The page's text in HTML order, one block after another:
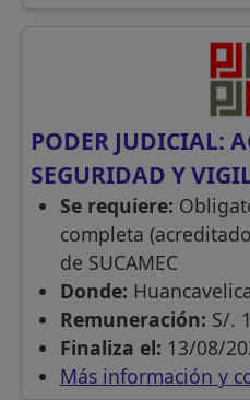
PODER JUDICIAL:
SEGURIDAD Y
Se requiere:
completa
de SUCAMEC
Donde:
Remuneración: S/.
Finaliza el: 13/08/
Más información y